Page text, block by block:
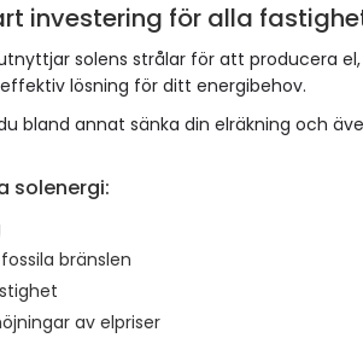
investering för alla
solens strålar för att producera
lösning för ditt energibehov.
bland annat sänka din elräkning och
solenergi:
bränslen
av elpriser